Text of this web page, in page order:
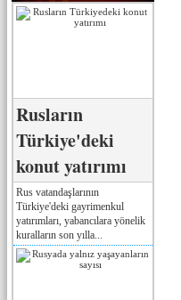
Rusların
Türkiye'deki
konut yatırımı
Rus vatandaşlarının
Türkiye'deki gayrimenkul
yatırımları, yabancılara yönelik
kuralların son yılla...